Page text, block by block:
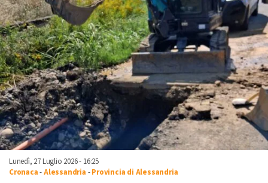
Lunedì, 27 Luglio 2026 - 16:25
Cronaca-Alessandria -Provincia di Alessandria